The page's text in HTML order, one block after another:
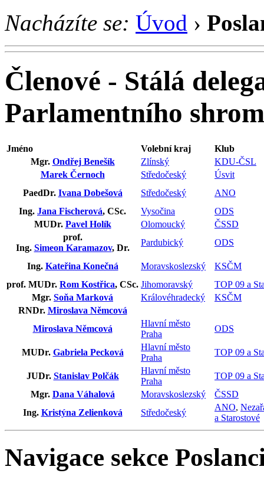
Nacházíte se: Úvod ›
Členové - Stálá
Parlamentního
Jméno Volební kraj
Klub
Mgr. Ondřej Benešík Zlínský
KDU-ČSL
Marek Černoch
Středočeský
Úsvit
PaedDr. Ivana Dobešová Středočeský
ANO
Ing. Jana Fischerová, CSc. Vysočina
ODS
MUDr. Pavel Holík Olomoucký
ČSSD
prof.
Ing. Simeon Karamazov, Dr.
Pardubický ODS
Ing. Kateřina Konečná Moravskoslezský
KSČM
prof. MUDr. Rom Kostřica, CSc. Jihomoravský
TOP 09 a
Mgr. Soňa Marková Královéhradecký
KSČM
RNDr. Miroslava Němcová
Miroslava Němcová
Hlavní město
Praha
ODS
MUDr. Gabriela Pecková
Hlavní město
Praha
TOP 09 a
JUDr. Stanislav Polčák
Hlavní město
Praha
TOP 09 a
Mgr. Dana Váhalová Moravskoslezský
ČSSD
Ing. Kristýna Zelienková Středočeský
ANO,
a Starostové
Navigace sekce